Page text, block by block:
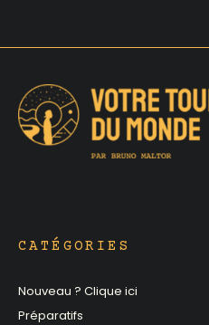
CATÉGORIES
Nouveau ? Clique ici
Préparatifs